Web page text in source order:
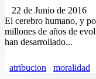
22 de Junio de 2016
El cerebro humano, y
millones de años de
han desarrollado...
atribucion moralidad